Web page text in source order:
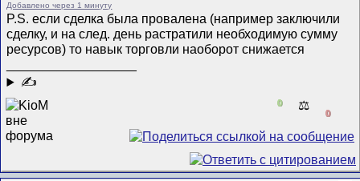
Добавлено через 1 минуту
P.S. если сделка была провалена (например заключили
сделку, и на след. день растратили необходимую сумму
ресурсов) то навык торговли наоборот снижается
✍
0 ⚖️
0